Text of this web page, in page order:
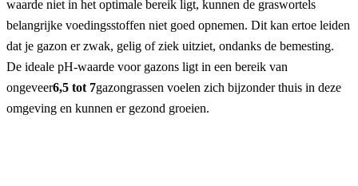
waarde niet in het optimale bereik ligt, kunnen de graswortels
belangrijke voedingsstoffen niet goed opnemen. Dit kan ertoe leiden
dat je gazon er zwak, gelig of ziek uitziet, ondanks de bemesting.
De ideale pH-waarde voor gazons ligt in een bereik van
ongeveer6,5 tot 7gazongrassen voelen zich bijzonder thuis in deze
omgeving en kunnen er gezond groeien.